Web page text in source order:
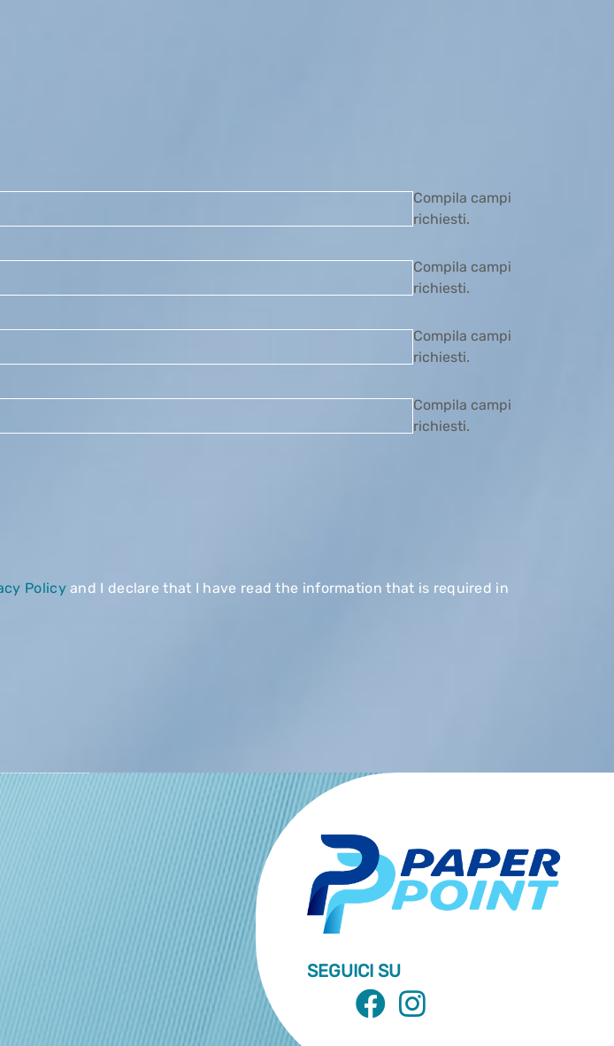
Compila campi
richiesti.
Compila campi
richiesti.
Compila campi
richiesti.
Compila campi
richiesti.
Policyand I declare that I have read the information that is required in
SEGUICI SU